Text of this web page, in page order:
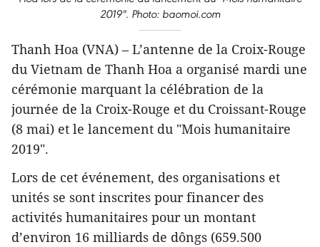
2019". Photo: baomoi.com
Thanh Hoa (VNA) – L’antenne de la Croix-Rouge
du Vietnam de Thanh Hoa a organisé mardi une
cérémonie marquant la célébration de la
journée de la Croix-Rouge et du Croissant-Rouge
(8 mai) et le lancement du "Mois humanitaire
2019".
Lors de cet événement, des organisations et
unités se sont inscrites pour financer des
activités humanitaires pour un montant
d’environ 16 milliards de dôngs (659.500